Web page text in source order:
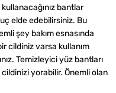
bantlar
elde edebilirsiniz. Bu
şey bakım esnasında
cildiniz varsa kullanım
Temizleyici yüz bantları
yorabilir. Önemli olan